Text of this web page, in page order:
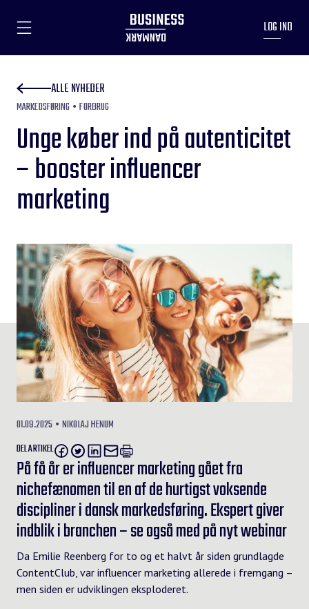
LOG IND
ALLE NYHEDER
MARKEDSFØRING FORBRUG
Unge køber ind på autenticitet
– booster influencer
marketing
01.09.2025
NIKOLAJ HENUM
DEL ARTIKEL
På få år er influencer marketing gået fra
nichefænomen til en af de hurtigst voksende
discipliner i dansk markedsføring. Ekspert giver
indblik i branchen – se også med på nyt webinar
Da Emilie Reenberg for to og et halvt år siden grundlagde
ContentClub , var influencer marketing allerede i fremgang –
men siden er udviklingen eksploderet.